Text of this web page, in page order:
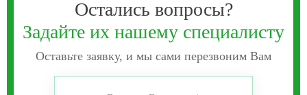
Остались вопросы?
Задайте их нашему специалисту
Оставьте заявку, и мы сами перезвоним Вам